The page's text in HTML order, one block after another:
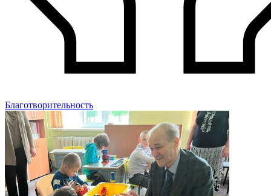
Благотворительность